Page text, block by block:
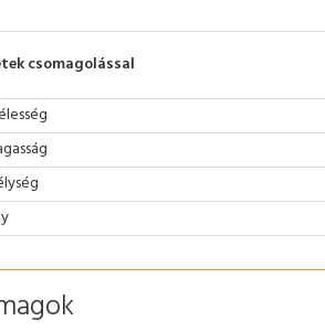
csomagolással